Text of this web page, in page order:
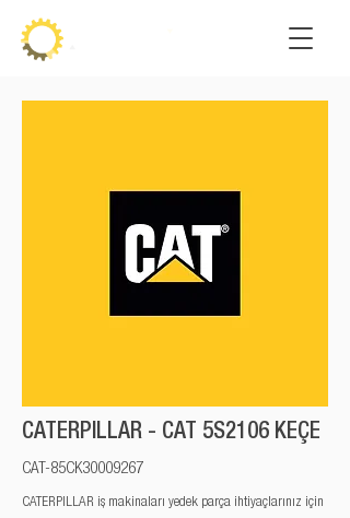
CATERPILLAR - CAT 5S2106 KEÇE
CAT-85CK30009267
CATERPILLAR iş makinaları yedek parça ihtiyaçlarınız için